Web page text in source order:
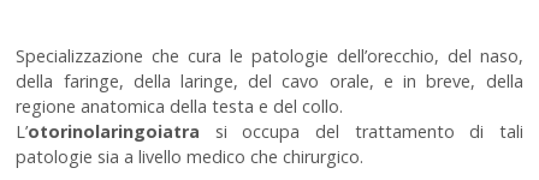
Specializzazione che cura le patologie dell’orecchio, del naso,
della faringe, della laringe, del cavo orale, e in breve, della
regione anatomica della testa e del collo.
L’otorinolaringoiatra si occupa del trattamento di tali
patologie sia a livello medico che chirurgico.